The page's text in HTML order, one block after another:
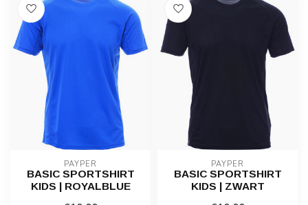
PAYPER
BASIC SPORTSHIRT
KIDS | ROYALBLUE
PAYPER
BASIC SPORTSHIRT
KIDS | ZWART